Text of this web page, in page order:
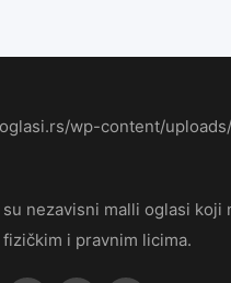
su nezavisni malli oglasi koji
fizičkim i pravnim licima.